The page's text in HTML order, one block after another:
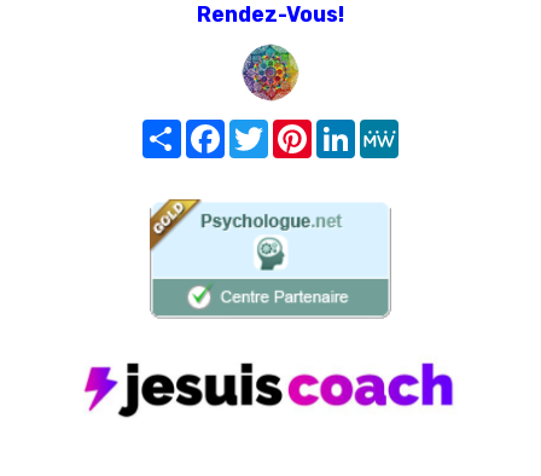
Rendez-Vous!
Share FacebookTwitterPinterest
LinkedIn